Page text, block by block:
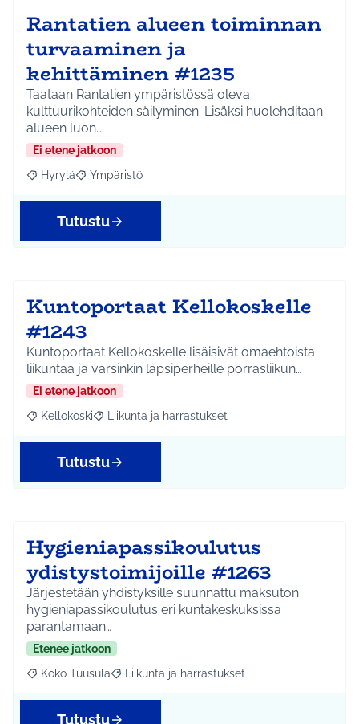
Rantatien alueen toiminnan
turvaaminen ja
kehittäminen #1235
Taataan Rantatien ympäristössä oleva
kulttuurikohteiden säilyminen. Lisäksi huolehditaan
alueen luon…
Ei etene jatkoon
Rajaa tulokset aihepiirin mukaan: Hyrylä
Hyrylä Rajaa tulokset teeman mukaan: Ympäristö
Ympäristö
Tutustu
Kuntoportaat Kellokoskelle
#1243
Kuntoportaat Kellokoskelle lisäisivät omaehtoista
liikuntaa ja varsinkin lapsiperheille porrasliikun…
Ei etene jatkoon
Rajaa tulokset aihepiirin mukaan: Kellokoski
Kellokoski Rajaa tulokset teeman mukaan: Liikunta ja
Liikunta ja harrastukset
Tutustu
Hygieniapassikoulutus
ydistystoimijoille #1263
Järjestetään yhdistyksille suunnattu maksuton
hygieniapassikoulutus eri kuntakeskuksissa
parantamaan…
Etenee jatkoon
Rajaa tulokset aihepiirin mukaan: Koko Tuusula
Koko Tuusula Rajaa tulokset teeman mukaan: Liikunta ja
Liikunta ja harrastukset
Tutustu